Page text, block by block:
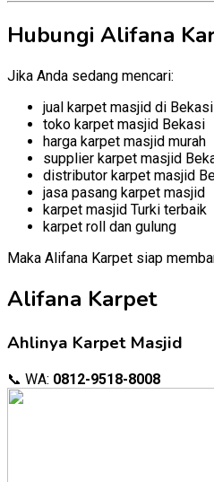
Hubungi Alifana
Jika Anda sedang mencari:
jual karpet masjid di Bekasi
toko karpet masjid Bekasi
harga karpet masjid murah
supplier karpet masjid
distributor karpet masjid
jasa pasang karpet masjid
karpet masjid Turki terbaik
karpet roll dan gulung
Maka Alifana Karpet siap
Alifana Karpet
Ahlinya Karpet Masjid
📞 WA: 0812-9518-8008